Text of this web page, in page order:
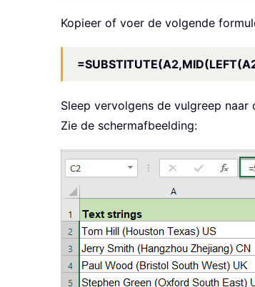
Kopieer of voer de volgende
Sleep vervolgens de vulgreep
Zie de schermafbeelding: